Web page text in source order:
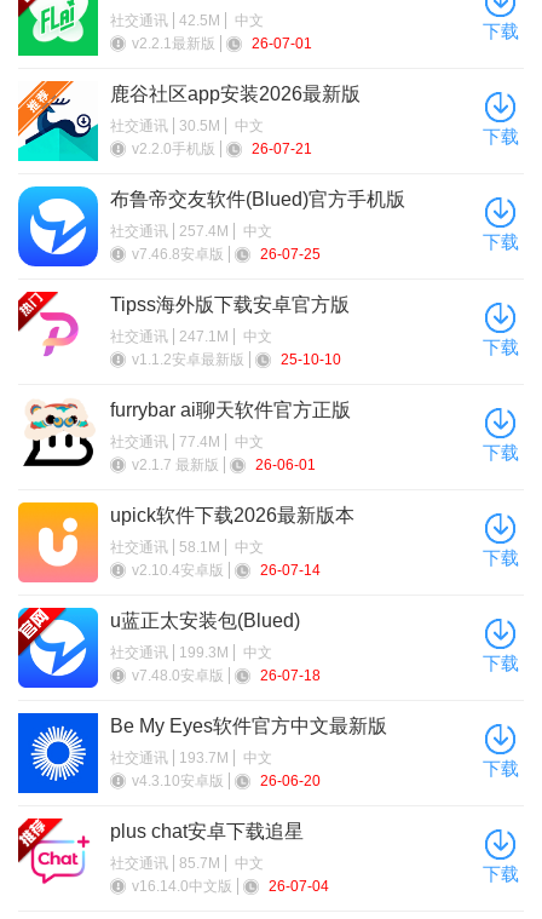
4、然后输入您的姓名、电子邮件、密码等信息，点击下一步
社交通讯 42.5M
中文
v2.2.1最新版
26-07-01
下载
鹿谷社区app安装2026最新版
社交通讯 30.5M
中文
v2.2.0手机版
26-07-21
下载
布鲁帝交友软件(Blued)官方手机版
社交通讯 257.4M
中文
v7.46.8安卓版
26-07-25
下载
Tipss海外版下载安卓官方版
社交通讯 247.1M
中文
v1.1.2安卓最新版
25-10-10
下载
furrybar ai聊天软件官方正版
社交通讯 77.4M
中文
v2.1.7 最新版
26-06-01
下载
upick软件下载2026最新版本
社交通讯 58.1M
中文
v2.10.4安卓版
26-07-14
下载
u蓝正太安装包(Blued)
社交通讯 199.3M
中文
v7.48.0安卓版
26-07-18
下载
Be My Eyes软件官方中文最新版
社交通讯 193.7M
中文
v4.3.10安卓版
26-06-20
下载
plus chat安卓下载追星
社交通讯 85.7M
中文
v16.14.0中文版
26-07-04
下载